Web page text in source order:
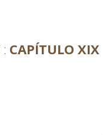
CAPÍTULO XIX